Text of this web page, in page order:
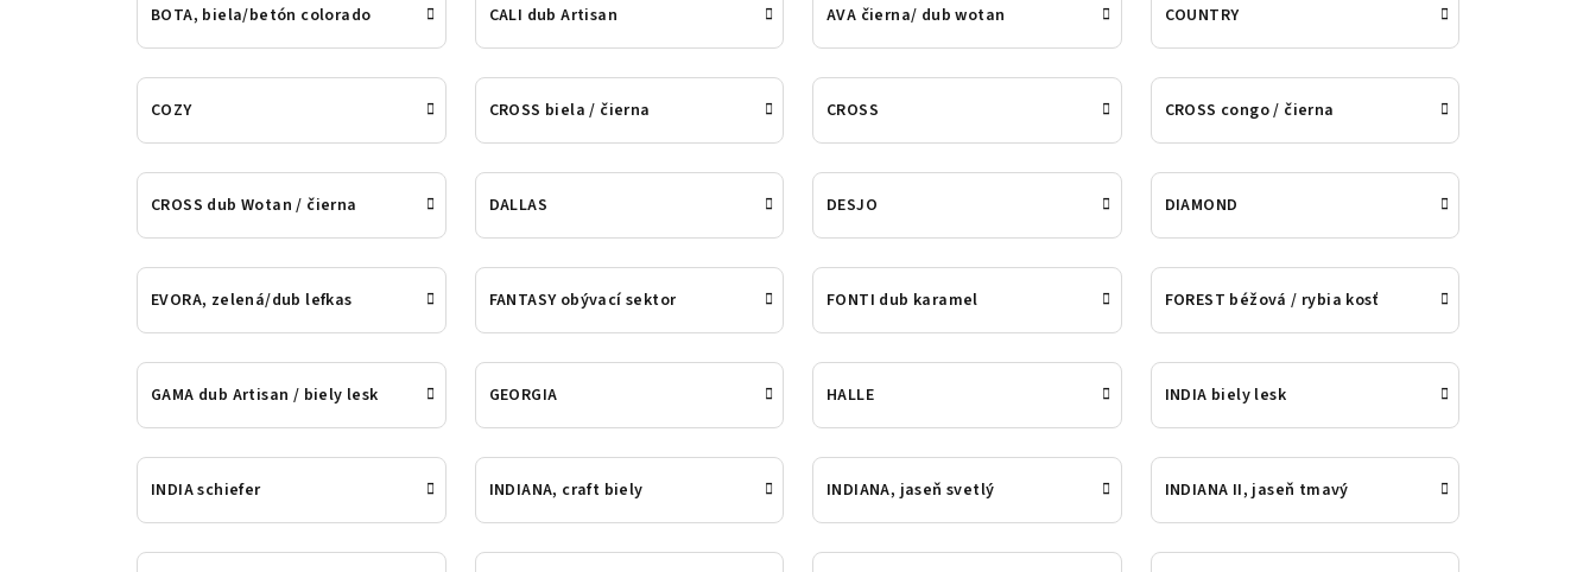
BOTA, biela/betón colorado CALI dub Artisan AVA čierna/ dub wotan COUNTRY
COZY CROSS biela / čierna CROSS CROSS congo / čierna
CROSS dub Wotan / čierna DALLAS DESJO DIAMOND
EVORA, zelená/dub lefkas FANTASY obývací sektor FONTI dub karamel FOREST béžová / rybia kosť
GAMA dub Artisan / biely lesk GEORGIA HALLE INDIA biely lesk
INDIA schiefer INDIANA, craft biely INDIANA, jaseň svetlý INDIANA II, jaseň tmavý